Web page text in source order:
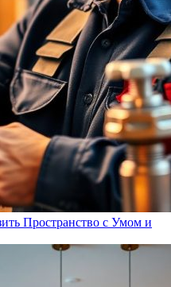
Пространство с Умом и